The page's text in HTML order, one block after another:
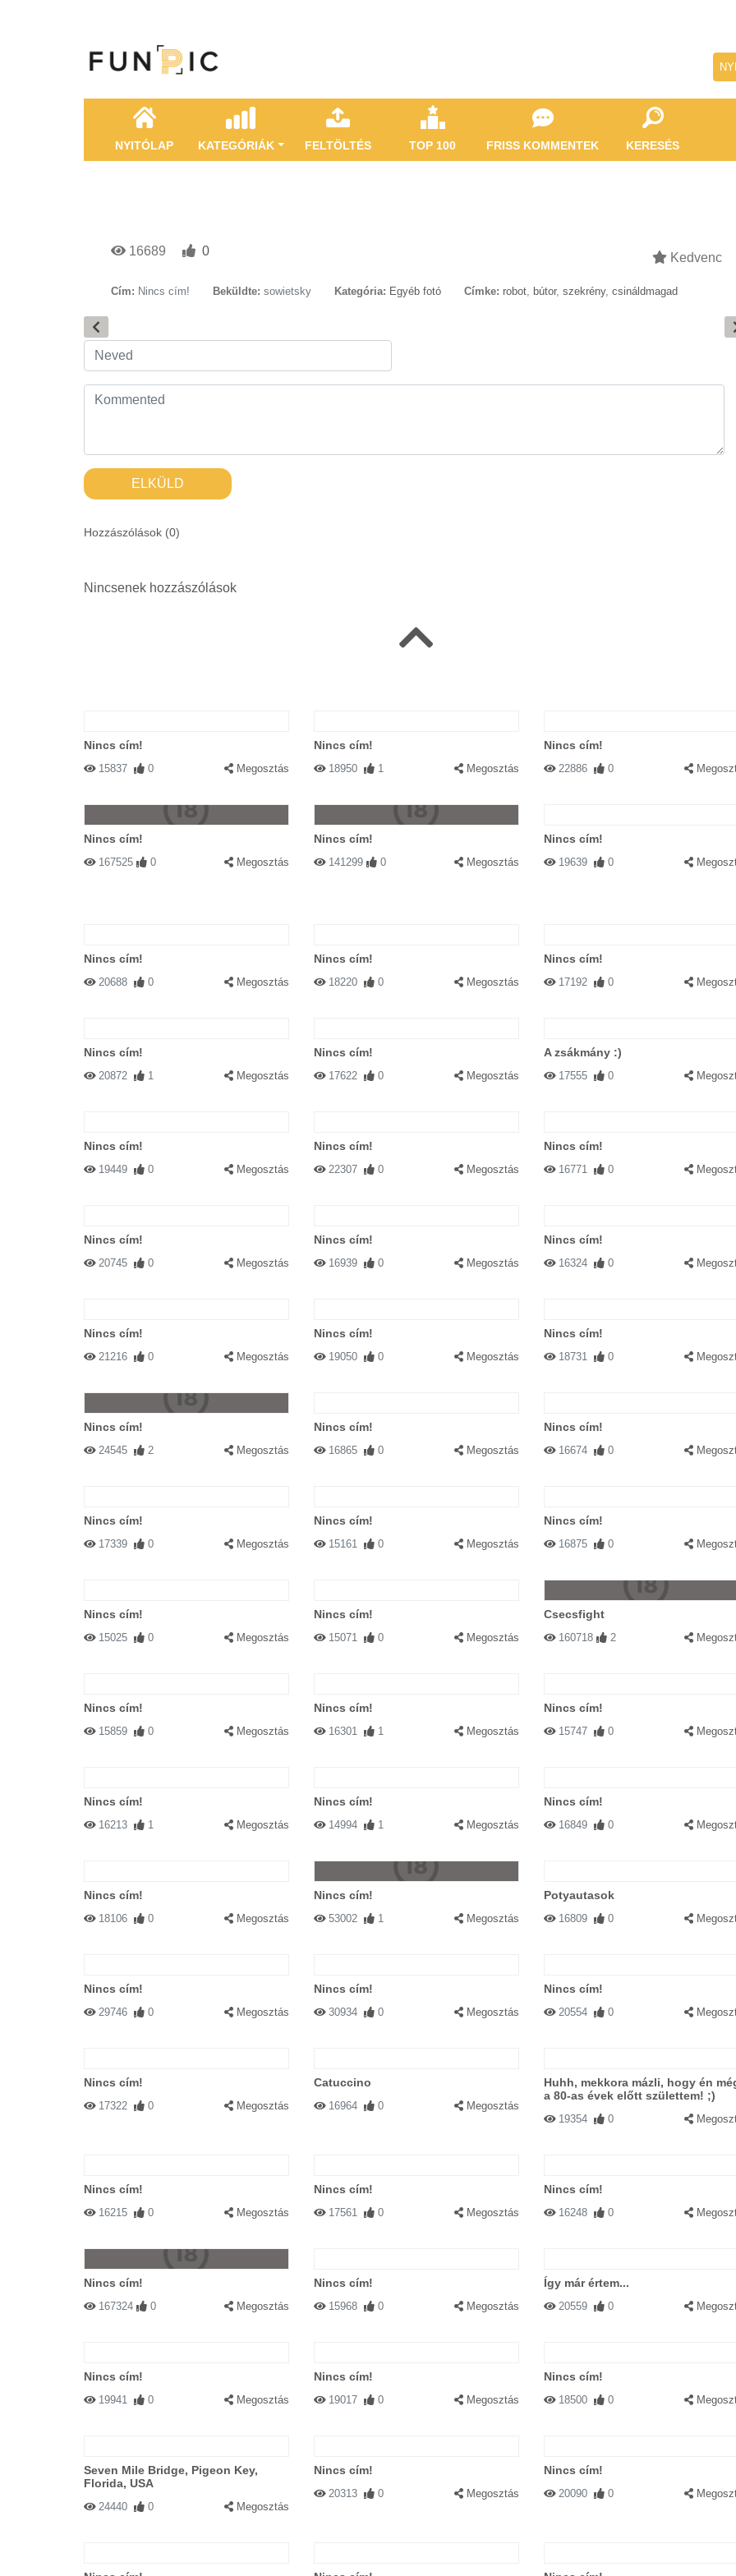
NYITÓLAP KATEGÓRIÁK FELTÖLTÉS TOP 100 FRISS KOMMENTEK KERESÉS
16689 0 Kedvenc
Cím: Nincs cím! Beküldte: sowietsky Kategória: Egyéb fotó Címke: robot, bútor, szekrény, csináldmagad
ELKÜLD
Hozzászólások (0)
Nincsenek hozzászólások
Nincs cím!
15837 0 Megosztás
Nincs cím!
18950 1 Megosztás
Nincs cím!
22886 0
Nincs cím!
167525 0 Megosztás
Nincs cím!
141299 0 Megosztás
Nincs cím!
19639 0
Nincs cím!
20688 0 Megosztás
Nincs cím!
18220 0 Megosztás
Nincs cím!
17192 0
Nincs cím!
20872 1 Megosztás
Nincs cím!
17622 0 Megosztás
A zsákmány :)
17555 0
Nincs cím!
19449 0 Megosztás
Nincs cím!
22307 0 Megosztás
Nincs cím!
16771 0
Nincs cím!
20745 0 Megosztás
Nincs cím!
16939 0 Megosztás
Nincs cím!
16324 0
Nincs cím!
21216 0 Megosztás
Nincs cím!
19050 0 Megosztás
Nincs cím!
18731 0
Nincs cím!
24545 2 Megosztás
Nincs cím!
16865 0 Megosztás
Nincs cím!
16674 0
Nincs cím!
17339 0 Megosztás
Nincs cím!
15161 0 Megosztás
Nincs cím!
16875 0
Nincs cím!
15025 0 Megosztás
Nincs cím!
15071 0 Megosztás
Csecsfight
160718 2
Nincs cím!
15859 0 Megosztás
Nincs cím!
16301 1 Megosztás
Nincs cím!
15747 0
Nincs cím!
16213 1 Megosztás
Nincs cím!
14994 1 Megosztás
Nincs cím!
16849 0
Nincs cím!
18106 0 Megosztás
Nincs cím!
53002 1 Megosztás
Potyautasok
16809 0
Nincs cím!
29746 0 Megosztás
Nincs cím!
30934 0 Megosztás
Nincs cím!
20554 0
Nincs cím!
17322 0 Megosztás
Catuccino
16964 0 Megosztás
Huhh, mekkora mázli, hogy én
a 80-as évek előtt születtem! ;)
19354 0
Nincs cím!
16215 0 Megosztás
Nincs cím!
17561 0 Megosztás
Nincs cím!
16248 0
Nincs cím!
167324 0 Megosztás
Nincs cím!
15968 0 Megosztás
Így már értem...
20559 0
Nincs cím!
19941 0 Megosztás
Nincs cím!
19017 0 Megosztás
Nincs cím!
18500 0
Seven Mile Bridge, Pigeon Key,
Florida, USA
24440 0 Megosztás
Nincs cím!
20313 0 Megosztás
Nincs cím!
20090 0